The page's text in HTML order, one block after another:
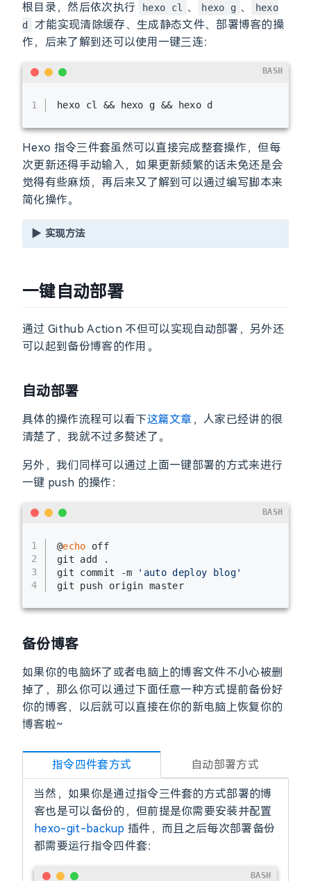
根目录，然后依次执行
hexo cl 、 hexo g 、
hexo
d
才能实现清除缓存、生成静态文件、部署博客的操
作，后来了解到还可以使用一键三连：
1 hexo cl && hexo g && hexo d
BASH
Hexo 指令三件套虽然可以直接完成整套操作，但每
次更新还得手动输入，如果更新频繁的话未免还是会
觉得有些麻烦，再后来又了解到可以通过编写脚本来
简化操作。
▶ 实现方法
一键自动部署
通过 Github Action 不但可以实现自动部署，另外还
可以起到备份博客的作用。
自动部署
具体的操作流程可以看下这篇文章 ，人家已经讲的很
清楚了，我就不过多赘述了。
另外，我们同样可以通过上面一键部署的方式来进行
一键 push 的操作：
1
2
3
4
@echo off
git add .
git commit -m
'auto deploy blog'
git push origin master
BASH
备份博客
如果你的电脑坏了或者电脑上的博客文件不小心被删
掉了，那么你可以通过下面任意一种方式提前备份好
你的博客，以后就可以直接在你的新电脑上恢复你的
博客啦~
指令四件套方式 自动部署方式
当然，如果你是通过指令三件套的方式部署的博
客也是可以备份的，但前提是你需要安装并配置
hexo-git-backup 插件，而且之后每次部署备份
都需要运行指令四件套：
BASH